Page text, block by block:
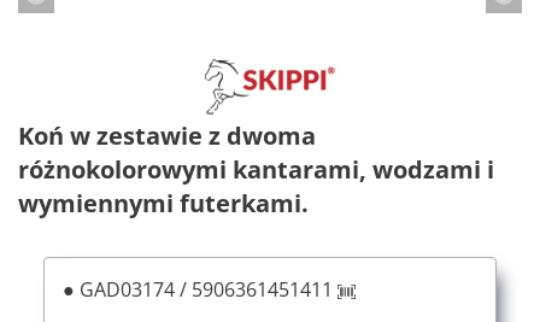
Koń w zestawie z dwoma
różnokolorowymi kantarami, wodzami i
wymiennymi futerkami.
● GAD03174 / 5906361451411